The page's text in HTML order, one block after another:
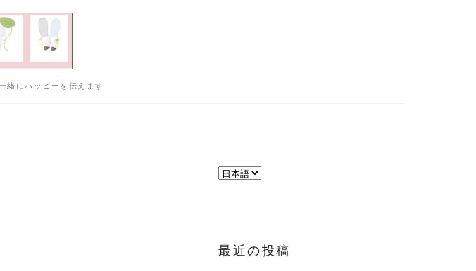
緒にハッピーを伝えます
言
択
最近の投稿